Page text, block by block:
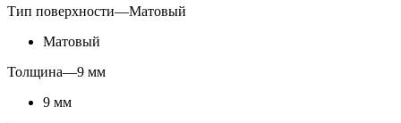
Тип поверхности—Матовый
Матовый
Толщина—9 мм
9 мм